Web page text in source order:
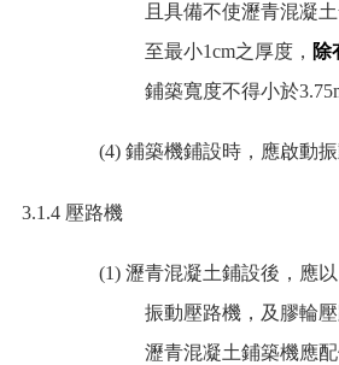
且具備不使瀝青混凝
至最小1cm之厚度， 除
鋪築寬度不得小於
(4)鋪築機鋪設時，應啟動振
3.1.4 壓路機
(1)瀝青混凝土鋪設後，應
振動壓路機，及膠輪
瀝青混凝土鋪築機應